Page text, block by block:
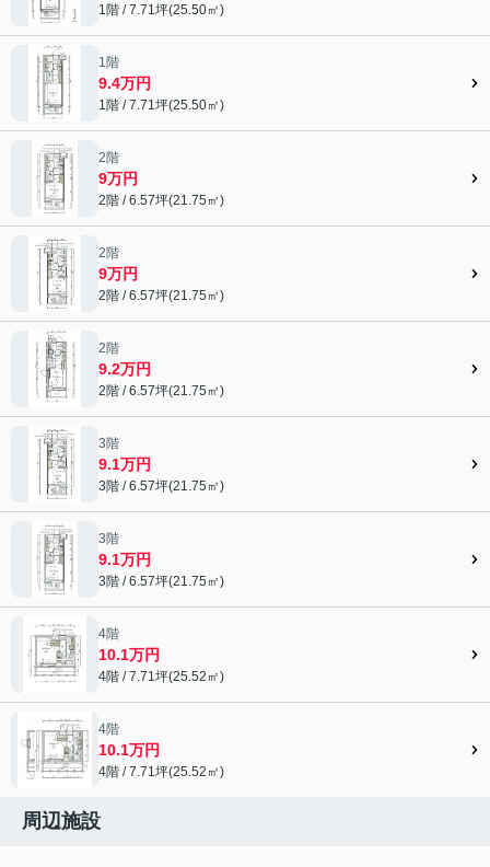
1階 / 7.71坪(25.50㎡)
1階
9.4万円
1階 / 7.71坪(25.50㎡)
2階
9万円
2階 / 6.57坪(21.75㎡)
2階
9万円
2階 / 6.57坪(21.75㎡)
2階
9.2万円
2階 / 6.57坪(21.75㎡)
3階
9.1万円
3階 / 6.57坪(21.75㎡)
3階
9.1万円
3階 / 6.57坪(21.75㎡)
4階
10.1万円
4階 / 7.71坪(25.52㎡)
4階
10.1万円
4階 / 7.71坪(25.52㎡)
周辺施設